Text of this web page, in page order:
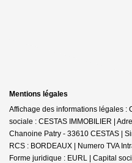
Mentions légales
Affichage des informations légales :
sociale : CESTAS IMMOBILIER |
Chanoine Patry - 33610 CESTAS |
RCS : BORDEAUX | Numero TVA
Forme juridique : EURL | Capital